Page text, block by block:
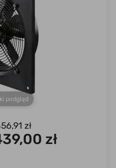
podgląd
zł
zł